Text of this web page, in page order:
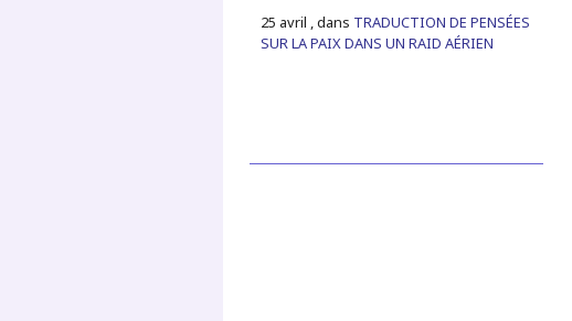
25 avril , dans TRADUCTION DE PENSÉES
SUR LA PAIX DANS UN RAID AÉRIEN